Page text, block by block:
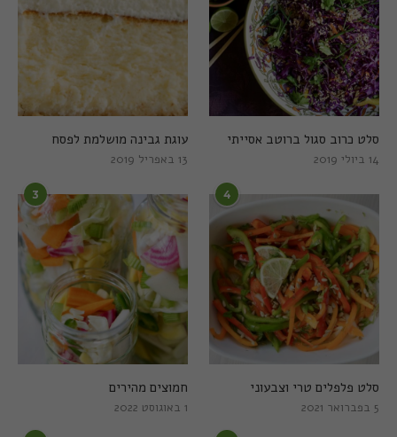
עוגת גבינה מושלמת לפסח
13 באפריל 2019
סלט כרוב סגול ברוטב אסייתי
14 ביולי 2019
3
חמוצים מהירים
1 באוגוסט 2022
4
סלט פלפלים טרי וצבעוני
5 בפברואר 2021